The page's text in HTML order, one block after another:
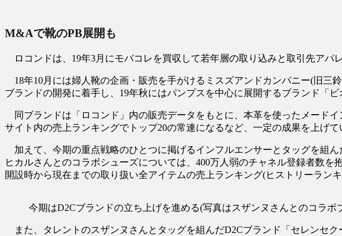
M&Aで靴のPB展開も
ロコンドは、19年3月にモバコレを買収して若年層の取り込みと取引先アパ
18年10月には婦人靴の企画・販売を手がけるミスズアンドカンパニー(旧三
ブランドの開発に着手し、19年秋にはパンプスを中心に展開するブランド「ビ
同ブランドは「ロコンド」内の販売データをもとに、本革を使ったメード
サイト内の売上ランキングでトップ20の常連になるなど、一定の成果を上げて
加えて、今期の重点戦略のひとつに掲げるインフルエンサーとタッグを組
ヒカルさんとのコラボシューズについては、400万人弱のチャネル登録者数
開設時から現在までの取り扱い全アイテムの売上ランキング(ヒストリーラン
今期はD2Cブランドの立ち上げを進める(写真はスザンヌさんとのコラボ
また、タレントのスザンヌさんとタッグを組んだD2Cブランド「セレンセ